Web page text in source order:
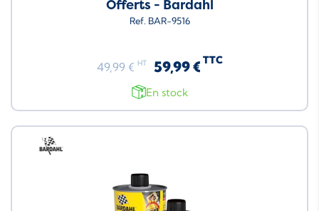
Offerts - Bardahl
Ref. BAR-9516
49,99 € HT 59,99 € TTC
En stock
Neuf